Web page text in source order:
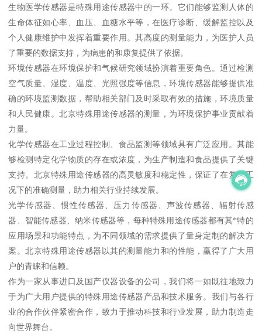
生物医学传感器是特殊用途传感器中的一环。它们能够监测人体的
生命体征如心率、血压、血糖水平等，在医疗诊断、缓解监控以及
个人健康维护中发挥着重要作用。其高度的测量能力，为医护人员
了重要的数据支持，为病患的和康复提供了依据。
环境传感器在环境保护和气候研究领域扮演着重要角色。通过检测
空气质量、湿度、温度、光照强度等信息，环境传感器能够提供准
确的环境监测数据，帮助相关部门及时采取有效的措施，环境质量
和人民健康。北京特殊用途传感器的测量，为环境保护事业贡献着
力量。
化学传感器在工业过程控制、食品监测等领域具有广泛应用。其能
够检测特定化学物质的存在或浓度，为生产制造和食品提供了关键
支持。北京特殊用途传感器的高灵敏度和稳定性，保证了在复杂工
况下的准确测量，助力相关行业持续发展。
光学传感器、惯性传感器、压力传感器、声波传感器、辐射传感
器、智能传感器、纳米传感器等，每种特殊用途传感器都有其*特的
应用场景和功能特点，为不同领域的需求提供了量身定制的解决方
案。北京特殊用途传感器以其的测量能力和的性能，赢得了广大用
户的青睐和信赖。
作为一家从事进口及国产仪器设备的公司，我们将一如既往地致力
于为广大用户提供的特殊用途传感器产品和技术服务。我们与各行
业的合作伙伴紧密合作，致力于推动科技和行业发展，助力制造走
向世界舞台。